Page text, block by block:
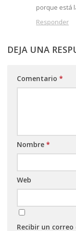
porque está
Responder
DEJA UNA
Comentario *
Nombre *
Web
Recibir un